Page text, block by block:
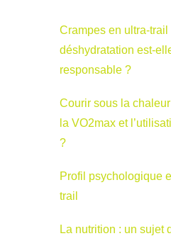
Crampes en ultra-trail
déshydratation est-
responsable ?
Courir sous la
la VO2max et
?
Profil psychologique
trail
La nutrition : un sujet